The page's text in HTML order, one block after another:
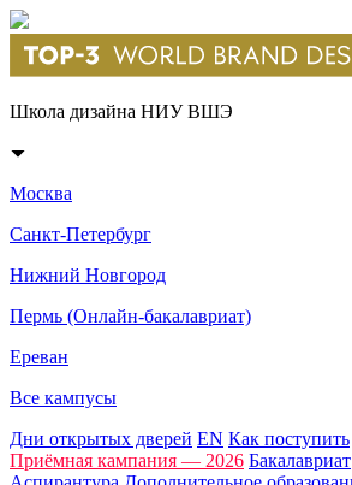
Школа дизайна НИУ ВШЭ
Москва
Санкт-Петербург
Нижний Новгород
Пермь (Онлайн-бакалавриат)
Ереван
Все кампусы
Дни открытых дверей EN Как поступить
Приёмная кампания — 2026 Бакалавриат